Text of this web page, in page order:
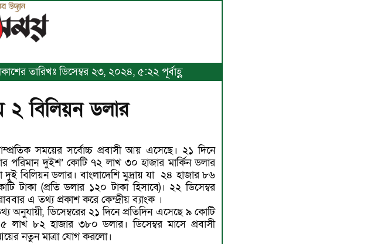
তারিখঃ ডিসেম্বর ২৩, ২০২৪, ৫:২২ পূর্বাহ্ণ
২ বিলিয়ন ডলার
সময়ের সর্বোচ্চ প্রবাসী আয় এসেছে। ২১ দিনে
পরিমান দুইশ’ কোটি ৭২ লাখ ৩০ হাজার মার্কিন ডলার
দুই বিলিয়ন ডলার। বাংলাদেশি মুদ্রায় যা ২৪ হাজার ৮৬
টাকা (প্রতি ডলার ১২০ টাকা হিসাবে)। ২২ ডিসেম্বর
এ তথ্য প্রকাশ করে কেন্দ্রীয় ব্যাংক ।
অনুযায়ী, ডিসেম্বরের ২১ দিনে প্রতিদিন এসেছে ৯ কোটি
লাখ ৮২ হাজার ৩৮০ ডলার। ডিসেম্বর মাসে প্রবাসী
নতুন মাত্রা যোগ করলো।